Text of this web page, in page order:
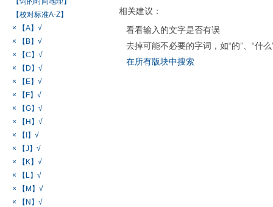
【校对标准A-Z】
× 【A】√
× 【B】√
× 【C】√
× 【D】√
× 【E】√
× 【F】√
× 【G】√
× 【H】√
× 【I】√
× 【J】√
× 【K】√
× 【L】√
× 【M】√
× 【N】√
相关建议：
看看输入的文字是否有误
去掉可能不必要的字词，如“的”、“什么
在所有版块中搜索